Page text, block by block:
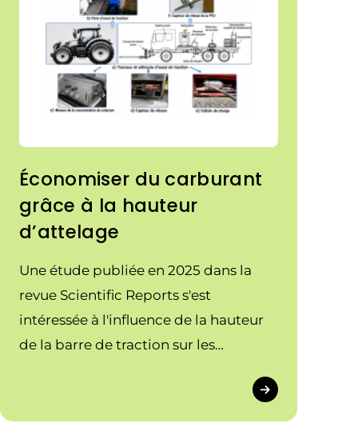
Économiser du carburant
grâce à la hauteur
d’attelage
Une étude publiée en 2025 dans la
revue Scientific Reports s'est
intéressée à l'influence de la hauteur
de la barre de traction sur les
Les résultats montrent qu'un simple
écart de 20 mm peut modifier